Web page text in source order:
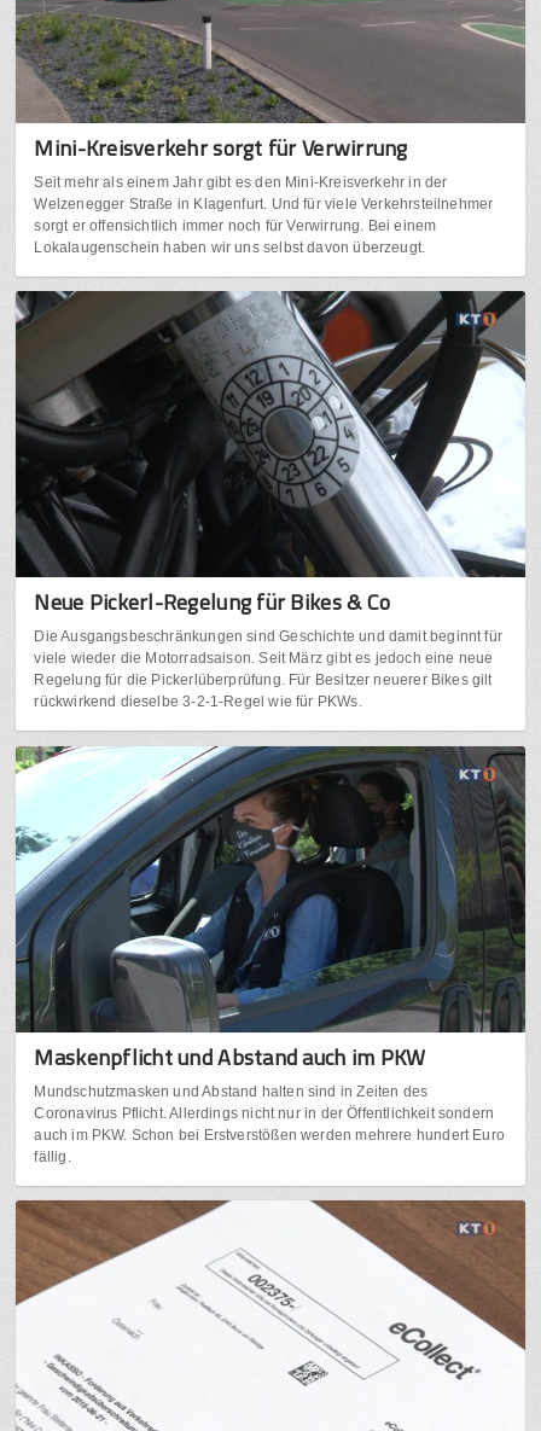
Mini-Kreisverkehr sorgt für Verwirrung
Seit mehr als einem Jahr gibt es den Mini-Kreisverkehr in der
Welzenegger Straße in Klagenfurt. Und für viele Verkehrsteilnehmer
sorgt er offensichtlich immer noch für Verwirrung. Bei einem
Lokalaugenschein haben wir uns selbst davon überzeugt.
Neue Pickerl-Regelung für Bikes & Co
Die Ausgangsbeschränkungen sind Geschichte und damit beginnt für
viele wieder die Motorradsaison. Seit März gibt es jedoch eine neue
Regelung für die Pickerlüberprüfung. Für Besitzer neuerer Bikes gilt
rückwirkend dieselbe 3-2-1-Regel wie für PKWs.
Maskenpflicht und Abstand auch im PKW
Mundschutzmasken und Abstand halten sind in Zeiten des
Coronavirus Pflicht. Allerdings nicht nur in der Öffentlichkeit sondern
auch im PKW. Schon bei Erstverstößen werden mehrere hundert Euro
fällig.